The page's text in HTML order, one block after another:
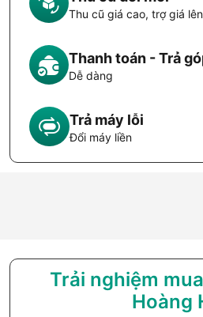
Thu cũ giá cao, trợ giá
Thanh toán - Trả
Dễ dàng
Trả máy lỗi
Đổi máy liền
Trải nghiệm
Hoàng